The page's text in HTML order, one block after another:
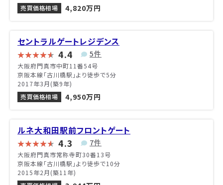
売買価格相場
4,820万円
セントラルゲートレジデンス
4.4 5件
大阪府門真市中町11番54号
京阪本線「古川橋駅」より徒歩で5分
2017年3月(築9年)
売買価格相場
4,950万円
ルネ大和田駅前フロントゲート
4.3 7件
大阪府門真市常称寺町30番13号
京阪本線「古川橋駅」より徒歩で10分
2015年2月(築11年)